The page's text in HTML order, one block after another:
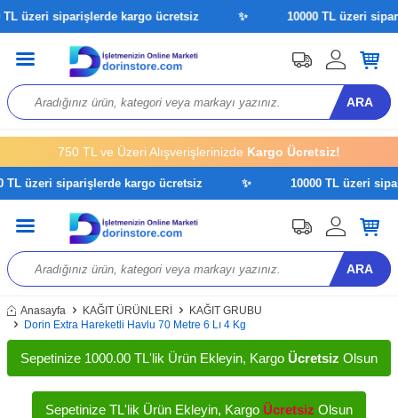
siparişlerde kargo ücretsiz 10000 TL üzeri
ARA
750 TL ve Üzeri Alışverişlerinizde Kargo Ücretsiz!
siparişlerde kargo ücretsiz 10000 TL üzeri
ARA
Anasayfa KAĞIT ÜRÜNLERİ
KAĞIT GRUBU
Dorin Extra Hareketli Havlu 70 Metre 6 Lı 4 Kg
Sepetinize 1000.00 TL'lik Ürün Ekleyin, Kargo Ücretsiz Olsun
Sepetinize TL'lik Ürün Ekleyin, Kargo Ücretsiz Olsun